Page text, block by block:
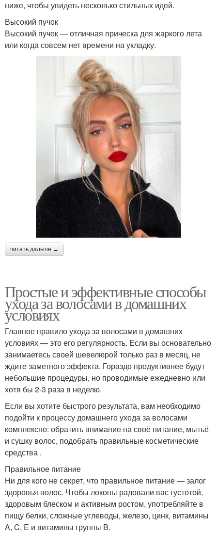
ниже, чтобы увидеть несколько стильных идей.
Высокий пучок
Высокий пучок — отличная прическа для жаркого лета
или когда совсем нет времени на укладку.
читать дальше →
Простые и эффективные способы
ухода за волосами в домашних
условиях
Главное правило ухода за волосами в домашних
условиях — это его регулярность. Если вы основательно
занимаетесь своей шевелюрой только раз в месяц, не
ждите заметного эффекта. Гораздо продуктивнее будут
небольшие процедуры, но проводимые ежедневно или
хотя бы 2-3 раза в неделю.
Если вы хотите быстрого результата, вам необходимо
подойти к процессу домашнего ухода за волосами
комплексно: обратить внимание на своё питание, мытьё
и сушку волос, подобрать правильные косметические
средства .
Правильное питание
Ни для кого не секрет, что правильное питание — залог
здоровья волос. Чтобы локоны радовали вас густотой,
здоровым блеском и активным ростом, употребляйте в
пищу белки, сложные углеводы, железо, цинк, витамины
A, C, E и витамины группы B.